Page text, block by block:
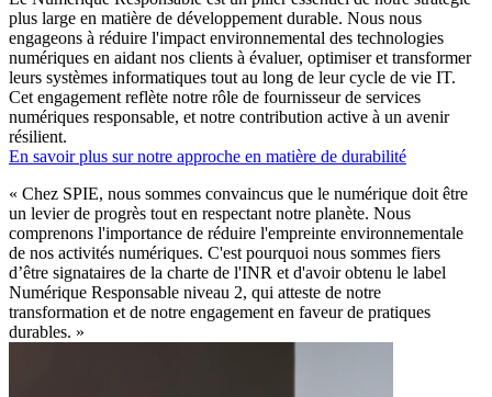
plus large en matière de développement durable. Nous nous
engageons à réduire l'impact environnemental des technologies
numériques en aidant nos clients à évaluer, optimiser et transformer
leurs systèmes informatiques tout au long de leur cycle de vie IT.
Cet engagement reflète notre rôle de fournisseur de services
numériques responsable, et notre contribution active à un avenir
résilient.
En savoir plus sur notre approche en matière de durabilité
« Chez SPIE, nous sommes convaincus que le numérique doit être
un levier de progrès tout en respectant notre planète. Nous
comprenons l'importance de réduire l'empreinte environnementale
de nos activités numériques. C'est pourquoi nous sommes fiers
d’être signataires de la charte de l'INR et d'avoir obtenu le label
Numérique Responsable niveau 2, qui atteste de notre
transformation et de notre engagement en faveur de pratiques
durables. »